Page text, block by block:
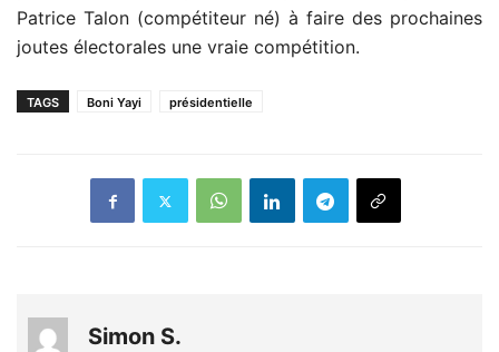
Patrice Talon (compétiteur né) à faire des prochaines
joutes électorales une vraie compétition.
TAGS Boni Yayi présidentielle
Simon S.